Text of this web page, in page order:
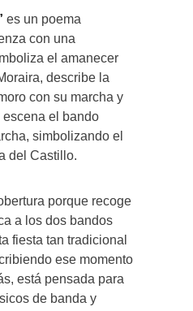
es un poema
con una
el amanecer
describe la
con su marcha y
el bando
simbolizando el
del Castillo.
porque recoge
a los dos bandos
fiesta tan tradicional
ese momento
está pensada para
de banda y